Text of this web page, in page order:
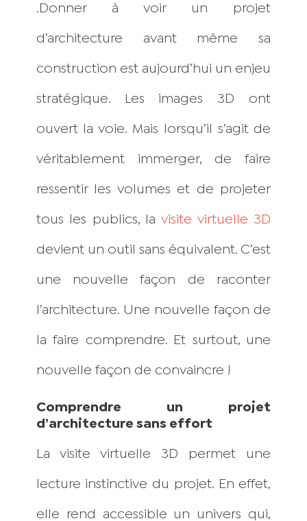
.Donner à voir un projet
d’architecture avant même sa
construction est aujourd’hui un enjeu
stratégique. Les images 3D ont
ouvert la voie. Mais lorsqu’il s’agit de
véritablement immerger, de faire
ressentir les volumes et de projeter
tous les publics, lavisite virtuelle 3D
devient un outil sans équivalent. C’est
une nouvelle façon de raconter
l’architecture. Une nouvelle façon de
la faire comprendre. Et surtout, une
nouvelle façon de convaincre !
Comprendre un projet
d’architecture sans effort
La visite virtuelle 3D permet une
lecture instinctive du projet. En effet,
elle rend accessible un univers qui,